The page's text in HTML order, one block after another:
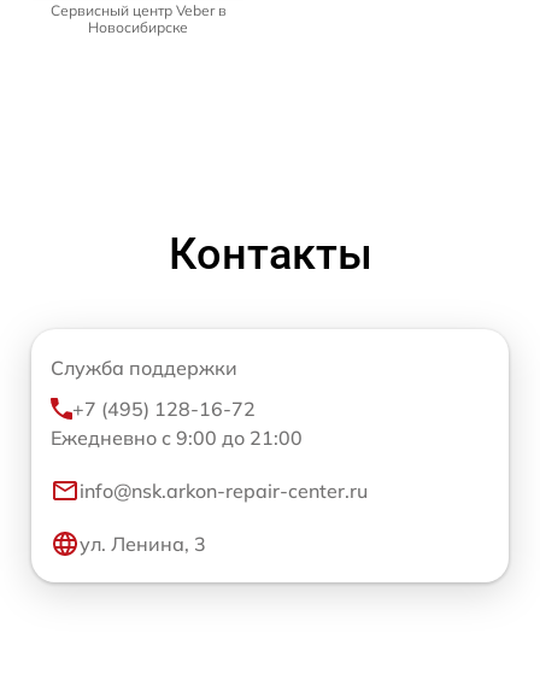
Сервисный центр Veber в
Новосибирске
Контакты
Служба поддержки
+7 (495) 128-16-72
Ежедневно с 9:00 до 21:00
info@nsk.arkon-repair-center.ru
ул. Ленина, 3